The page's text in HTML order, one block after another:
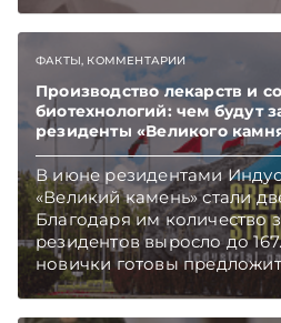
ФАКТЫ, КОММЕНТАРИИ
Производство лекарств и
биотехнологий: чем будут
резиденты «Великого
В июне резидентами
«Великий камень» стали
Благодаря им количество
резидентов выросло до
новички готовы
международному рынкам.